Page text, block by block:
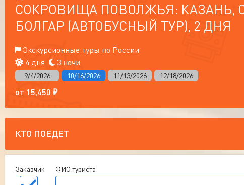
СОКРОВИЩА ПОВОЛЖЬЯ: КАЗАНЬ,
БОЛГАР (АВТОБУСНЫЙ ТУР), 2 ДНЯ
Экскурсионные туры по России
4 дня
3 ночи
9/4/2026 10/16/2026 11/13/2026 12/18/2026
от 15,450 ₽
КТО ПОЕДЕТ
Заказчик ФИО туриста